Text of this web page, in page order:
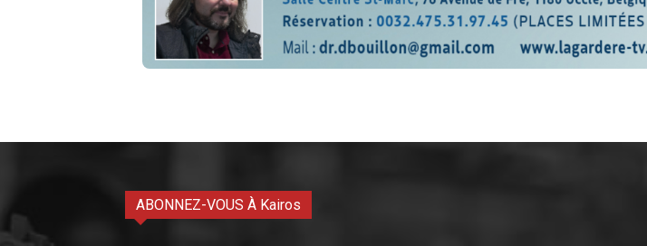
ABONNEZ-VOUS À Kairos